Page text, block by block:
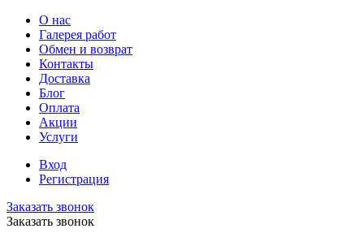
О нас
Галерея работ
Обмен и возврат
Контакты
Доставка
Блог
Оплата
Акции
Услуги
Вход
Регистрация
Заказать звонок
Заказать звонок